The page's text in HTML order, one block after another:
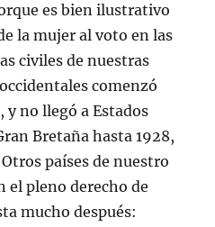
es bien ilustrativo
la mujer al voto en las
civiles de nuestras
comenzó
y no llegó a Estados
Bretaña hasta 1928,
Otros países de nuestro
el pleno derecho de
mucho después: